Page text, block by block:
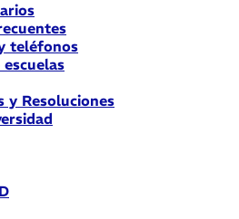
teléfonos
y Resoluciones